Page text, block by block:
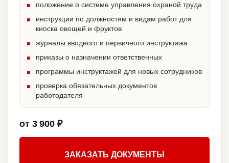
положение о системе управления охраной труда
инструкции по должностям и видам работ для
киоска овощей и фруктов
журналы вводного и первичного инструктажа
приказы о назначении ответственных
программы инструктажей для новых сотрудников
проверка обязательных документов
работодателя
от 3 900 ₽
ЗАКАЗАТЬ ДОКУМЕНТЫ